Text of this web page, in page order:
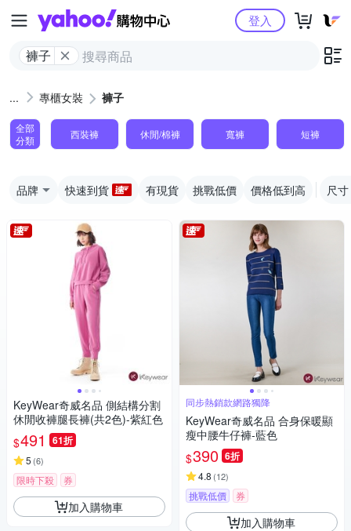
Yahoo購物中心
褲子
登入
專櫃女裝 褲子
全部
分類
西裝褲 休閒/棉褲 寬褲 短褲
品牌 快速到貨 有現貨 挑戰低價 價格低到高 尺寸
KeyWear奇威名品 側結構分割
休閒收褲腿長褲(共2色)-紫紅色
$491 61折
5 (6)
限時下殺 券
加入購物車
同步熱銷款網路獨降
KeyWear奇威名品 合身保暖顯
瘦中腰牛仔褲-藍色
$390 6折
4.8 (12)
挑戰低價 券
加入購物車